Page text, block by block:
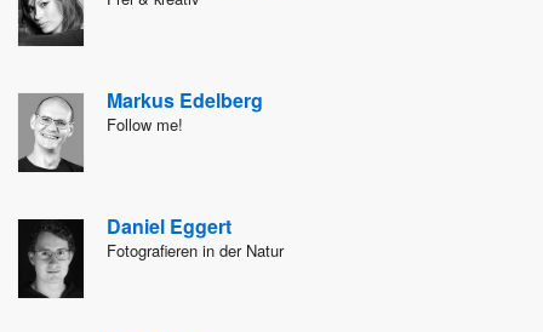
Markus Edelberg
Follow me!
Daniel Eggert
Fotografieren in der Natur